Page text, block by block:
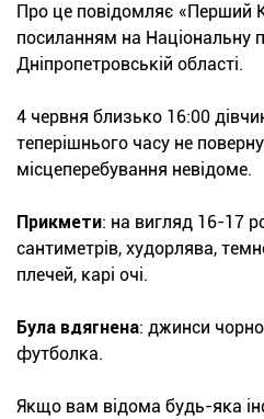
Про це повідомляє «Перший
посиланням на Національну
Дніпропетровській області.
4 червня близько 16:00
теперішнього часу не
місцеперебування невідоме.
Прикмети: на вигляд 16-17
сантиметрів, худорлява,
плечей, карі очі.
Була вдягнена: джинси
футболка.
Якщо вам відома будь-яка